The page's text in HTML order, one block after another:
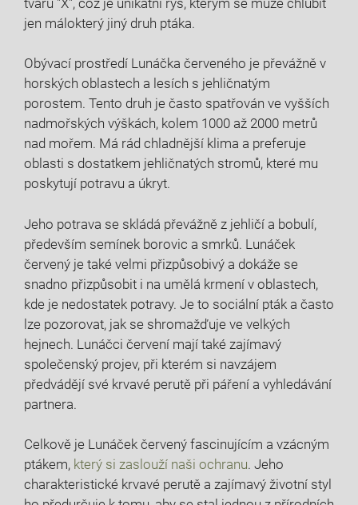
jen málokterý jiný druh ptáka.
Obývací prostředí Lunáčka červeného je převážně v
horských oblastech a lesích s jehličnatým
porostem. Tento druh je často spatřován ve vyšších
nadmořských výškách, kolem 1000 až 2000 metrů
nad mořem. Má rád chladnější klima a preferuje
oblasti s dostatkem jehličnatých stromů, které mu
poskytují potravu a úkryt.
Jeho potrava se skládá převážně z jehličí a bobulí,
především semínek borovic a smrků. Lunáček
červený je také velmi přizpůsobivý a dokáže se
snadno přizpůsobit i na umělá krmení v oblastech,
kde je nedostatek potravy. Je to sociální pták a často
lze pozorovat, jak se shromažďuje ve velkých
hejnech. Lunáčci červení mají také zajímavý
společenský projev, při kterém si navzájem
předvádějí své krvavé perutě při páření a vyhledávání
partnera.
Celkově je Lunáček červený fascinujícím a vzácným
ptákem, který si zaslouží naši ochranu. Jeho
charakteristické krvavé perutě a zajímavý životní styl